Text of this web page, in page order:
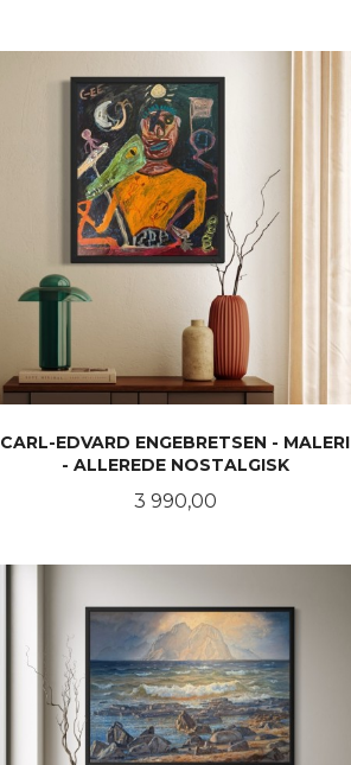
CARL-EDVARD ENGEBRETSEN - MALERI
- ALLEREDE NOSTALGISK
Pris
3 990,00